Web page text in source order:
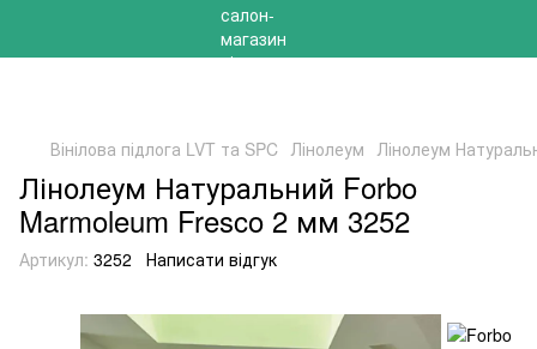
Вінілова підлога LVT та SPC Лінолеум Лінолеум
Лінолеум Натуральний Forbo
Marmoleum Fresco 2 мм 3252
Артикул: 3252 Написати відгук